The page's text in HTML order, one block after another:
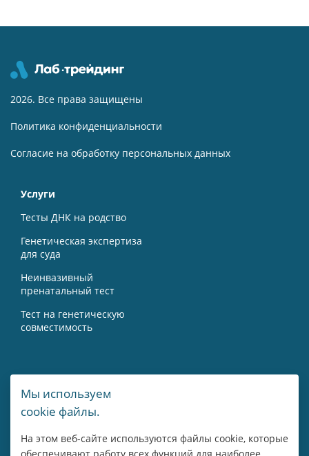
2026. Все права защищены
Политика конфиденциальности
Согласие на обработку персональных данных
Услуги
Тесты ДНК на родство
Генетическая экспертиза
для суда
Неинвазивный
пренатальный тест
Тест на генетическую
совместимость
Контакты
г. Москва, Мичуринский пр-т, 15А
8 800 775 43 14
Мы используем
cookie файлы.
На этом веб-сайте используются файлы cookie, которые